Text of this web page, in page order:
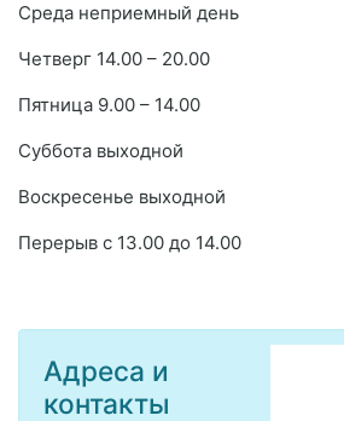
Среда неприемный день
Четверг 14.00 – 20.00
Пятница 9.00 – 14.00
Суббота выходной
Воскресенье выходной
Перерыв с 13.00 до 14.00
Адреса и
контакты